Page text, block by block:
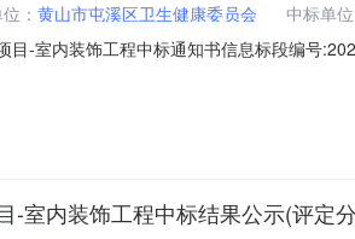
： 黄山市屯溪区卫生健康委员会 中标单位
目-室内装饰工程中标通知书信息标段编号
公开累计办理时间：0天0小时2分29秒招标
-室内装饰工程中标结果公示(评定